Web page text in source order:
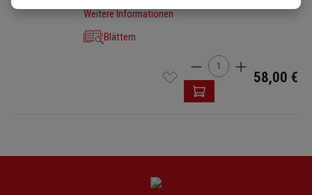
Weitere Informationen
Blättern
Produkt Anzahl: Gib
58,00 €